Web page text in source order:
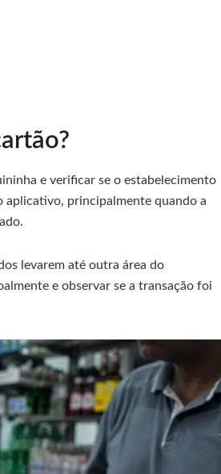
e verificar se o estabelecimento
aplicativo, principalmente quando a
levarem até outra área do
e observar se a transação foi